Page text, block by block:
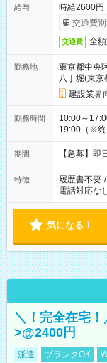
給与
時給2600円
交通費
交通費 全
勤務地
東京都中央
八丁堀(東
建設業界
勤務時間
10:00～
19:00（※終
期間 【急募】
特徴 履歴書不要 /
電話対応な
気になる！
＼！完全在宅
>@2400円
派遣 ブランクOK